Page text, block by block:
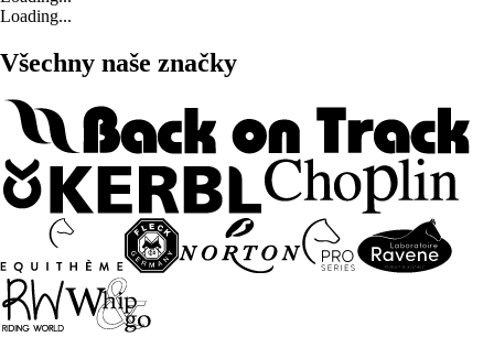
Loading...
Všechny naše značky